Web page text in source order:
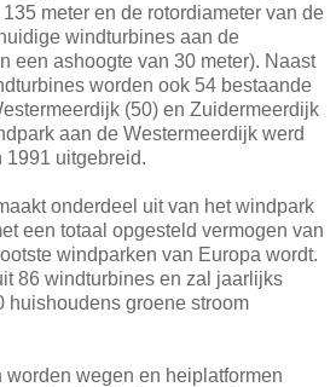
meter en de rotordiameter van de
windturbines aan de
een ashoogte van 30 meter). Naast
worden ook 54 bestaande
(50) en Zuidermeerdijk
aan de Westermeerdijk werd
1991 uitgebreid.
onderdeel uit van het windpark
een totaal opgesteld vermogen van
windparken van Europa wordt.
86 windturbines en zal jaarlijks
huishoudens groene stroom
worden wegen en heiplatformen